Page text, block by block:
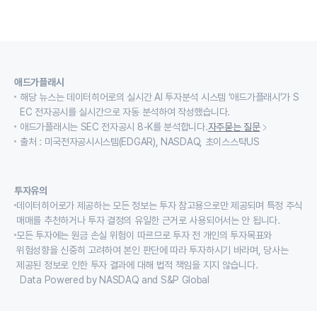
애드가플래시
해당 뉴스는 데이터히어로의 실시간 AI 투자분석 시스템 ‘애드가플래시’가 S
EC 전자공시를 실시간으로 자동 분석하여 작성했습니다.
애드가플래시는 SEC 전자공시 8-K를 분석합니다.자주묻는 질문
출처 : 미국전자공시시스템(EDGAR), NASDAQ, 초이스스탁US
투자유의
데이터히어로가 제공하는 모든 정보는 투자 참고용으로만 제공되며 특정 주식
매매를 추천하거나 투자 결정의 유일한 근거로 사용되어서는 안 됩니다.
모든 투자에는 원금 손실 위험이 따르므로 투자 전 개인의 투자목표와
위험성향을 신중히 고려하여 본인 판단에 따라 투자하시기 바라며, 당사는
제공된 정보로 인한 투자 결과에 대해 법적 책임을 지지 않습니다.
Data Powered by NASDAQ and S&P Global